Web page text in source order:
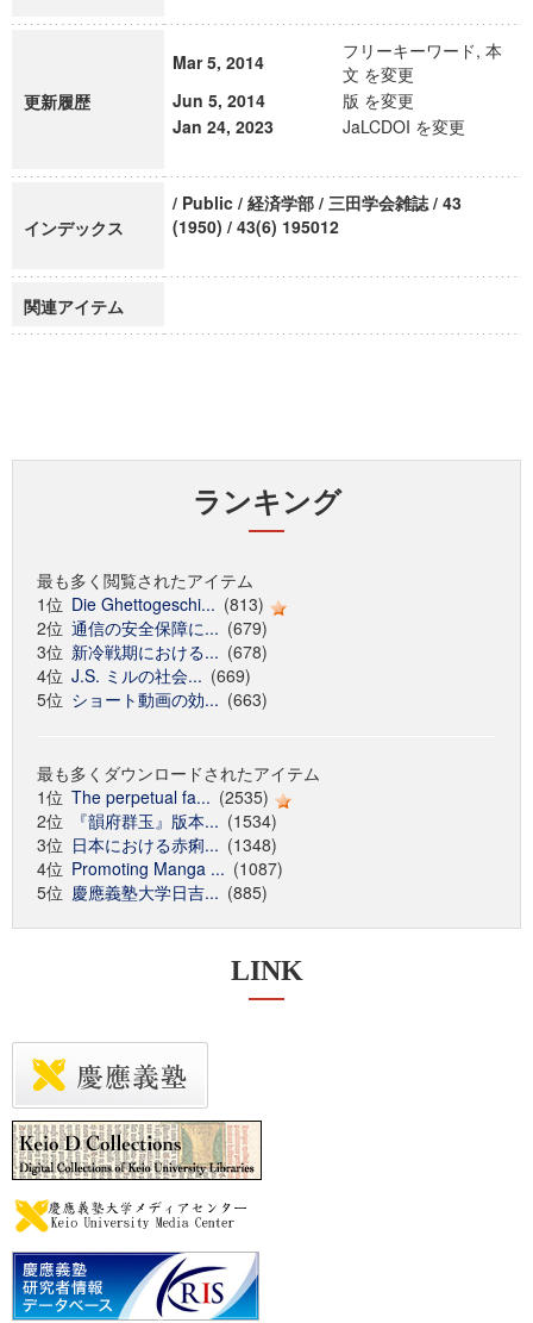
更新履歴
Mar 5, 2014
フリーキーワード, 本
文 を変更
Jun 5, 2014
版 を変更
Jan 24, 2023
JaLCDOI を変更
インデックス
/ Public / 経済学部 / 三田学会雑誌 / 43
(1950) / 43(6) 195012
関連アイテム
ランキング
最も多く閲覧されたアイテム
1位 Die Ghettogeschi... (813)
2位 通信の安全保障に... (679)
3位 新冷戦期における... (678)
4位 J.S. ミルの社会... (669)
5位 ショート動画の効... (663)
最も多くダウンロードされたアイテム
1位 The perpetual fa... (2535)
2位
『韻府群玉』版本... (1534)
3位 日本における赤痢... (1348)
4位 Promoting Manga ... (1087)
5位 慶應義塾大学日吉... (885)
LINK